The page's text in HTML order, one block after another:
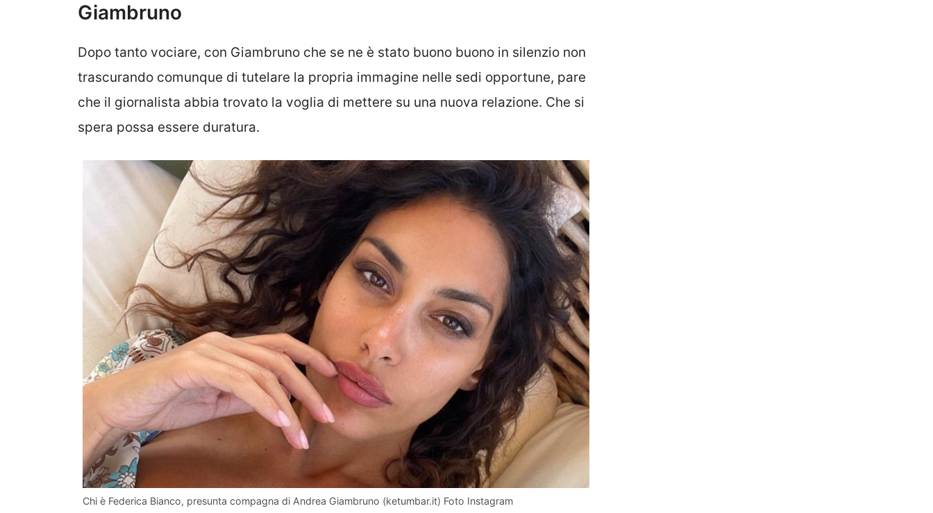
Giambruno
Dopo tanto vociare, con Giambruno che se ne è stato buono buono in silenzio non
trascurando comunque di tutelare la propria immagine nelle sedi opportune, pare
che il giornalista abbia trovato la voglia di mettere su una nuova relazione. Che si
spera possa essere duratura.
Chi è Federica Bianco, presunta compagna di Andrea Giambruno (ketumbar.it) Foto Instagram